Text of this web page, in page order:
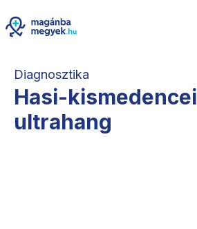
Diagnosztika
Hasi-kismedencei
ultrahang